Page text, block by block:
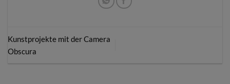
Kunstprojekte mit der Camera
Obscura